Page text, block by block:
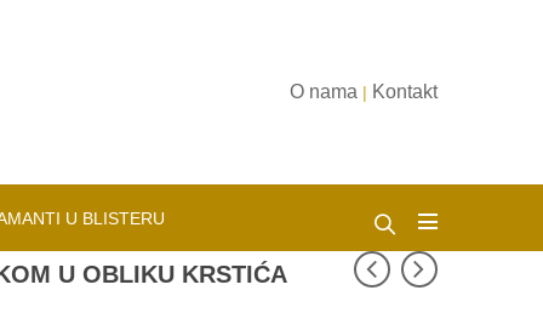
O nama | Kontakt
U BLISTERU
U OBLIKU KRSTIĆA